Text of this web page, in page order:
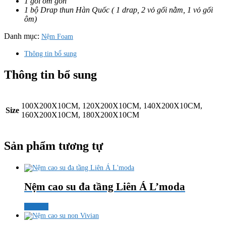
1 bộ Drap thun Hàn Quốc ( 1 drap, 2 vỏ gối nằm, 1 vỏ gối
ôm)
Danh mục: Nệm Foam
Thông tin bổ sung
Thông tin bổ sung
Size
100X200X10CM, 120X200X10CM, 140X200X10CM,
160X200X10CM, 180X200X10CM
Sản phẩm tương tự
Nệm cao su đa tầng Liên Á L’moda